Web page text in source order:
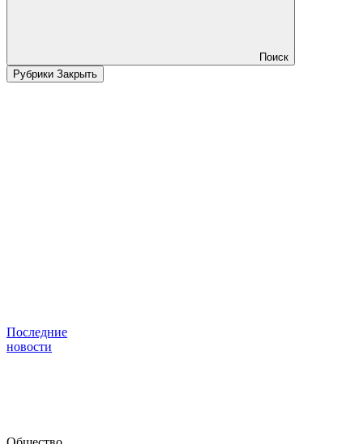
Поиск
Рубрики Закрыть
Последние
новости